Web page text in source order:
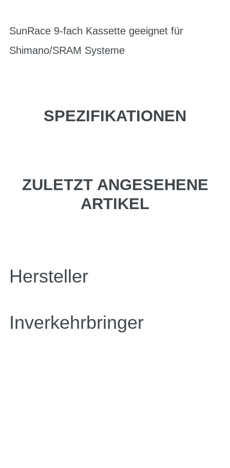
SunRace 9-fach Kassette geeignet für
Shimano/SRAM Systeme
SPEZIFIKATIONEN
ZULETZT ANGESEHENE
ARTIKEL
Hersteller
Inverkehrbringer